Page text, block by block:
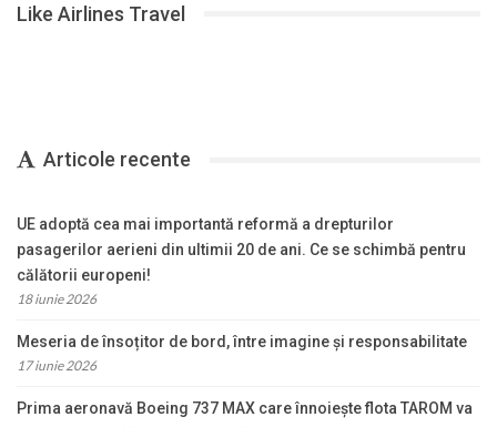
Like Airlines Travel
Articole recente
UE adoptă cea mai importantă reformă a drepturilor
pasagerilor aerieni din ultimii 20 de ani. Ce se schimbă pentru
călătorii europeni!
18 iunie 2026
Meseria de însoțitor de bord, între imagine și responsabilitate
17 iunie 2026
Prima aeronavă Boeing 737 MAX care înnoiește flota TAROM va